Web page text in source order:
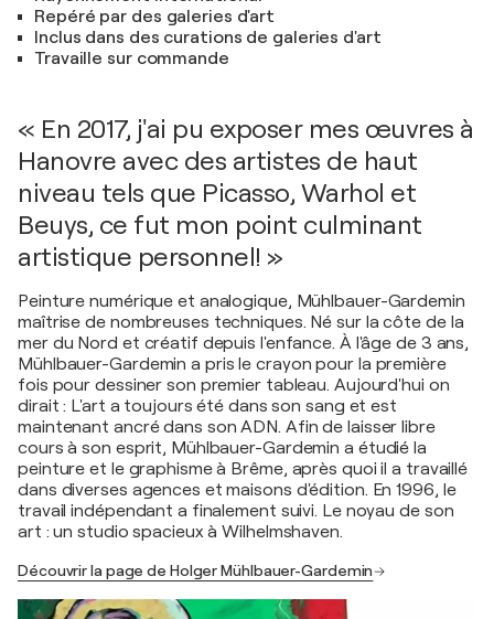
Repéré par des galeries d'art
Inclus dans des curations de galeries d'art
Travaille sur commande
« En 2017, j'ai pu exposer mes œuvres à
Hanovre avec des artistes de haut
niveau tels que Picasso, Warhol et
Beuys, ce fut mon point culminant
artistique personnel! »
Peinture numérique et analogique, Mühlbauer-Gardemin
maîtrise de nombreuses techniques. Né sur la côte de la
mer du Nord et créatif depuis l'enfance. À l'âge de 3 ans,
Mühlbauer-Gardemin a pris le crayon pour la première
fois pour dessiner son premier tableau. Aujourd'hui on
dirait : L'art a toujours été dans son sang et est
maintenant ancré dans son ADN. Afin de laisser libre
cours à son esprit, Mühlbauer-Gardemin a étudié la
peinture et le graphisme à Brême, après quoi il a travaillé
dans diverses agences et maisons d'édition. En 1996, le
travail indépendant a finalement suivi. Le noyau de son
art : un studio spacieux à Wilhelmshaven.
Découvrir la page de Holger Mühlbauer-Gardemin